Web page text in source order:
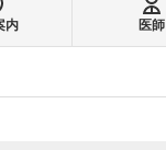
内 医師